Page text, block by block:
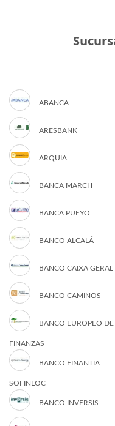
ABANCA
ARESBANK
ARQUIA
BANCA MARCH
BANCA PUEYO
BANCO ALCALÁ
BANCO CAIXA GERAL
BANCO CAMINOS
BANCO EUROPEO DE
FINANZAS
BANCO FINANTIA
SOFINLOC
BANCO INVERSIS